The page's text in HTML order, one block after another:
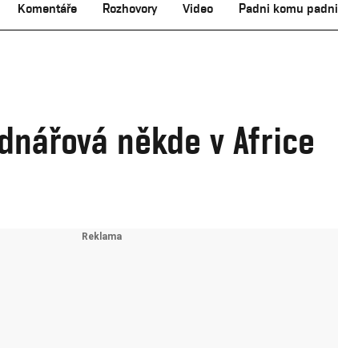
Komentáře Rozhovory Video Padni komu padni
někde v Africe